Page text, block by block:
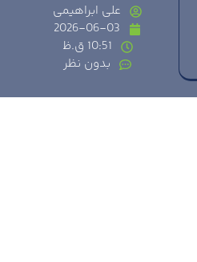
علی ابراهیمی
2026-06-03
10:51 ق.ظ
بدون نظر